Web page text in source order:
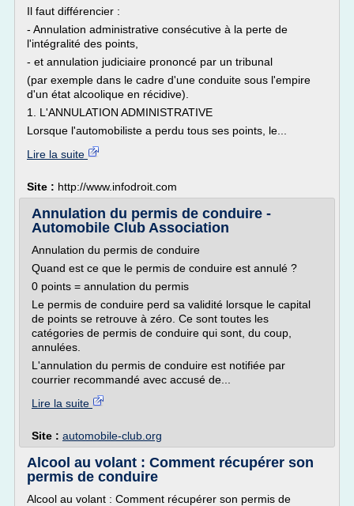
Il faut différencier :
- Annulation administrative consécutive à la perte de
l'intégralité des points,
- et annulation judiciaire prononcé par un tribunal
(par exemple dans le cadre d'une conduite sous l'empire
d'un état alcoolique en récidive).
1. L'ANNULATION ADMINISTRATIVE
Lorsque l'automobiliste a perdu tous ses points, le...
Lire la suite
Site : http://www.infodroit.com
Annulation du permis de conduire -
Automobile Club Association
Annulation du permis de conduire
Quand est ce que le permis de conduire est annulé ?
0 points = annulation du permis
Le permis de conduire perd sa validité lorsque le capital
de points se retrouve à zéro. Ce sont toutes les
catégories de permis de conduire qui sont, du coup,
annulées.
L'annulation du permis de conduire est notifiée par
courrier recommandé avec accusé de...
Lire la suite
Site : automobile-club.org
Alcool au volant : Comment récupérer son
permis de conduire
Alcool au volant : Comment récupérer son permis de